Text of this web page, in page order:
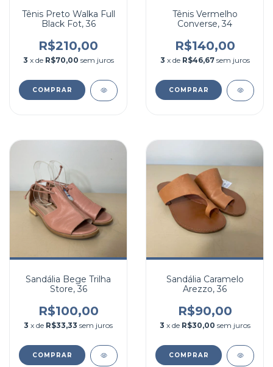
Tênis Preto Walka Full
Black Fot, 36
R$210,00
3 x de R$70,00 sem juros
COMPRAR
Tênis Vermelho
Converse, 34
R$140,00
3 x de R$46,67 sem juros
COMPRAR
Sandália Bege Trilha
Store, 36
R$100,00
3 x de R$33,33 sem juros
COMPRAR
Sandália Caramelo
Arezzo, 36
R$90,00
3 x de R$30,00 sem juros
COMPRAR